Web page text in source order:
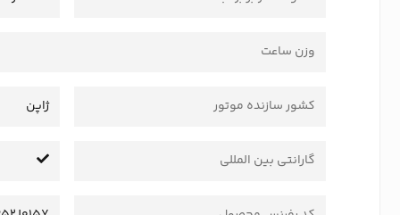
وزن ساعت
کشور سازنده موتور ژاپن
گارانتی بین المللی